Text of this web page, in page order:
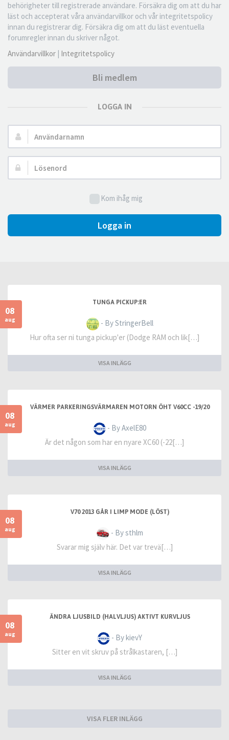
behörigheter till registrerade användare. Försäkra dig om att du har
läst och accepterat våra användarvillkor och vår integritetspolicy
innan du registrerar dig. Försäkra dig om att du läst eventuella
forumregler innan du skriver något.
Användarvillkor | Integritetspolicy
Bli medlem
LOGGA IN
Användarnamn:
Lösenord:
Kom ihåg mig
Logga in
08
aug
TUNGA PICKUP:ER
- By StringerBell
Hur ofta ser ni tunga pickup'er (Dodge RAM och lik[…]
VISA INLÄGG
08
aug
VÄRMER PARKERINGSVÄRMAREN MOTORN ÖHT V60CC -19/20
- By AxelE80
Är det någon som har en nyare XC60 (-22[…]
VISA INLÄGG
08
aug
V70 2013 GÅR I LIMP MODE (LÖST)
- By sthlm
Svarar mig själv här. Det var trevä[…]
VISA INLÄGG
08
aug
ÄNDRA LJUSBILD (HALVLJUS) AKTIVT KURVLJUS
- By kievY
Sitter en vit skruv på strålkastaren, […]
VISA INLÄGG
VISA FLER INLÄGG